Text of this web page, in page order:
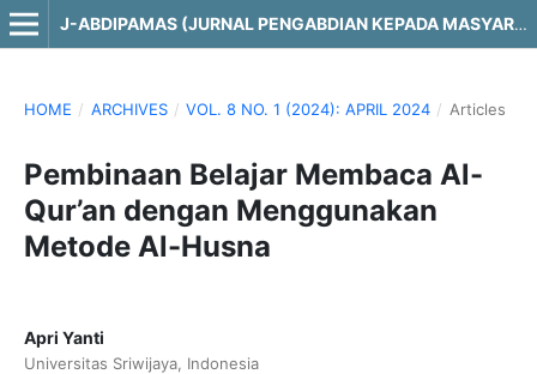
J-ABDIPAMAS (JURNAL PENGABDIAN KEPADA MASYARAKAT)
HOME / ARCHIVES / VOL. 8 NO. 1 (2024): APRIL 2024 / Articles
Pembinaan Belajar Membaca Al-
Qur’an dengan Menggunakan
Metode Al-Husna
Apri Yanti
Universitas Sriwijaya, Indonesia